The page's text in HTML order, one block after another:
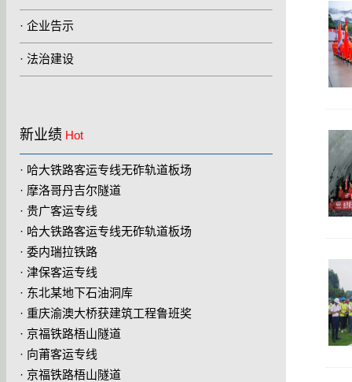
上有名，展现了中铁二局在市政工程建设中的领先水平。
该奖项系我国市政工程领域质量管理的最高荣誉，代表行
· 企业告示
· 法治建设
新业绩 Hot
· 哈大铁路客运专线无砟轨道板场
· 摩洛哥丹吉尔隧道
· 贵广客运专线
· 哈大铁路客运专线无砟轨道板场
· 委内瑞拉铁路
· 津保客运专线
· 东北某地下石油洞库
· 重庆渝澳大桥获建筑工程鲁班奖
· 京福铁路梧山隧道
· 向莆客运专线
· 京福铁路梧山隧道